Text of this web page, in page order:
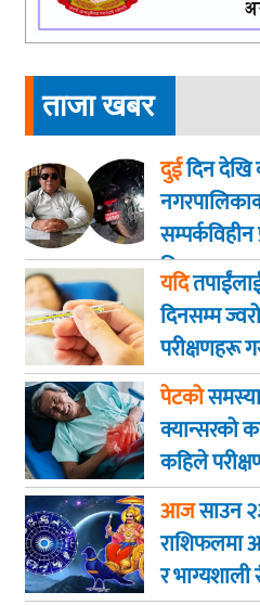
ताजा खबर
दुईदिन
सम्पर्कविहीन
तिब्रता
यदि
दिनसम्म
परीक्षणहरू
पेटको
क्यान्सरको
कहिले
आजसाउन
राशिफलमा
र